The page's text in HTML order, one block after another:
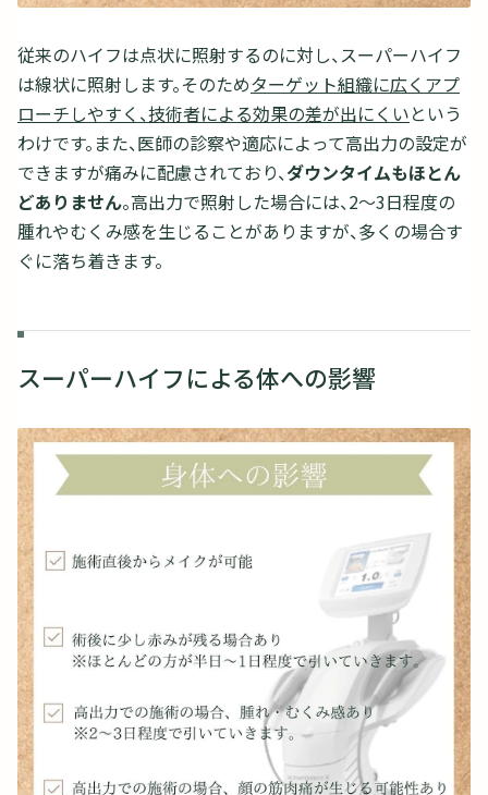
従来のハイフは点状に照射するのに対し、スーパーハイフ
は線状に照射します。そのためターゲット組織に広くアプ
ローチしやすく、技術者による効果の差が出にくいという
わけです。また、医師の診察や適応によって高出力の設定が
できますが痛みに配慮されており、ダウンタイムもほとん
どありません。高出力で照射した場合には、2〜3日程度の
腫れやむくみ感を生じることがありますが、多くの場合す
ぐに落ち着きます。
スーパーハイフによる体への影響